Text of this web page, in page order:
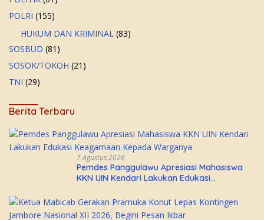
POLRI (155)
HUKUM DAN KRIMINAL (83)
SOSBUD (81)
SOSOK/TOKOH (21)
TNI (29)
Berita Terbaru
7 Agustus 2026
Pemdes Panggulawu Apresiasi Mahasiswa
KKN UIN Kendari Lakukan Edukasi